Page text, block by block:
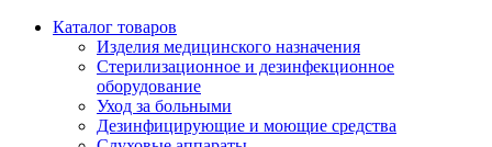
Каталог товаров
Изделия медицинского назначения
Стерилизационное и дезинфекционное
оборудование
Уход за больными
Дезинфицирующие и моющие средства